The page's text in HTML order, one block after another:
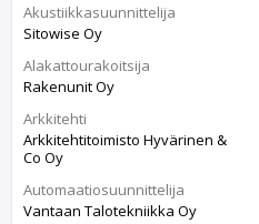
Akustiikkasuunnittelija
Sitowise Oy
Alakattourakoitsija
Rakenunit Oy
Arkkitehti
Arkkitehtitoimisto Hyvärinen &
Co Oy
Automaatiosuunnittelija
Vantaan Talotekniikka Oy